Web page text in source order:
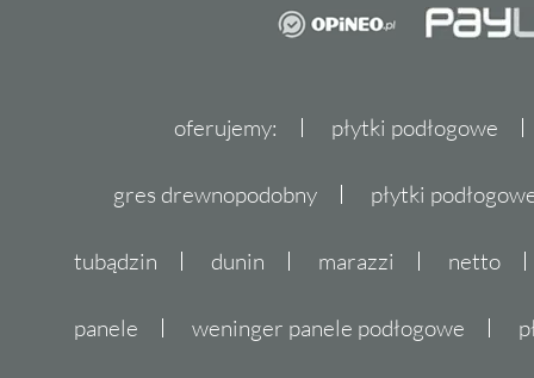
oferujemy: płytki podłogowe
gres drewnopodobny płytki
tubądzin dunin marazzi netto
panele weninger panele podłogowe